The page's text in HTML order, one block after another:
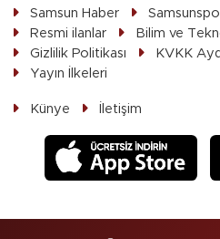
Samsun Haber
Resmi ilanlar
Bilim ve
Gizlilik Politikası
KVKK
Yayın İlkeleri
Künye İletişim